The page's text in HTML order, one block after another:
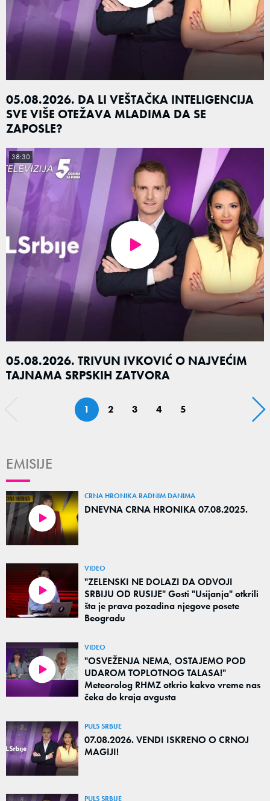
05.08.2026. DA LI VEŠTAČKA INTELIGENCIJA
SVE VIŠE OTEŽAVA MLADIMA DA SE
ZAPOSLE?
05.08.2026. TRIVUN IVKOVIĆ O NAJVEĆIM
TAJNAMA SRPSKIH ZATVORA
38:30
1 2 3 4 5
EMISIJE
CRNA HRONIKA RADNIM DANIMA
DNEVNA CRNA HRONIKA 07.08.2025.
VIDEO
"ZELENSKI NE DOLAZI DA ODVOJI
SRBIJU OD RUSIJE" Gosti "Usijanja" otkrili
šta je prava pozadina njegove posete
Beogradu
VIDEO
"OSVEŽENJA NEMA, OSTAJEMO POD
UDAROM TOPLOTNOG TALASA!"
Meteorolog RHMZ otkrio kakvo vreme nas
čeka do kraja avgusta
PULS SRBIJE
07.08.2026. VENDI ISKRENO O CRNOJ
MAGIJI!
PULS SRBIJE